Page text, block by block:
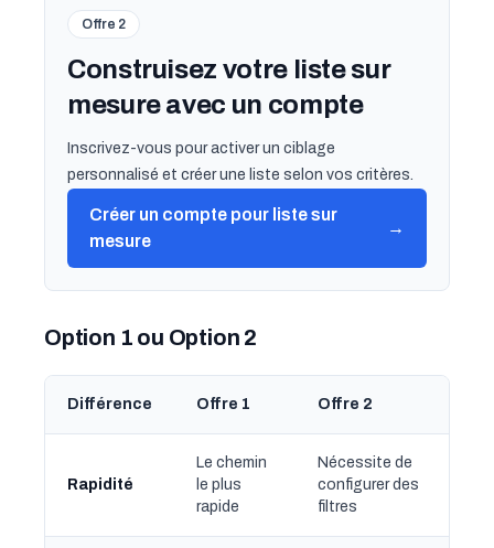
Offre 2
Construisez votre liste sur
mesure avec un compte
Inscrivez-vous pour activer un ciblage
personnalisé et créer une liste selon vos critères.
Créer un compte pour liste sur
mesure
→
Option 1 ou Option 2
Différence Offre 1 Offre 2
Rapidité
Le chemin
le plus
rapide
Nécessite de
configurer des
filtres